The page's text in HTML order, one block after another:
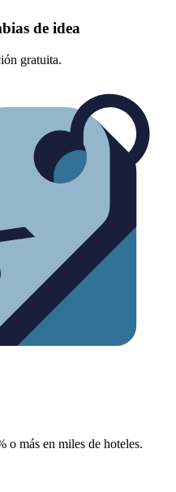
de idea
gratuita.
o más en miles de hoteles.